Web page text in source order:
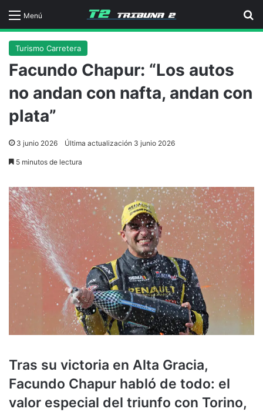
Menú
Turismo Carretera
Facundo Chapur: “Los autos
no andan con nafta, andan con
plata”
3 junio 2026 Última actualización 3 junio 2026
5 minutos de lectura
Tras su victoria en Alta Gracia,
Facundo Chapur habló de todo: el
valor especial del triunfo con Torino,